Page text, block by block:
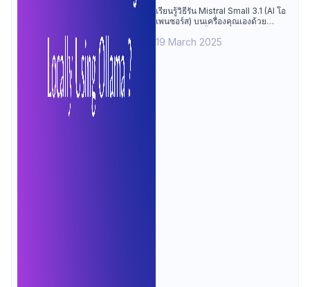
ในเครื่องของคุณเองโดยใช้
Ollama: คู่มือทีละขั้นตอน
เรียนรู้วิธีรัน Mistral Small 3.1 (AI โอ
เพนซอร์ส) บนเครื่องคุณเองด้วย
ตั้ง, การใช้งาน, และเคล็ดลับ
19 March 2025